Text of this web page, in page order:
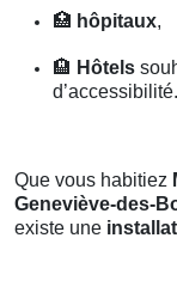
🏥 hôpitaux,
🏨 Hôtels
d’accessibilité.
Que vous habitiez
Geneviève-des-
existe une